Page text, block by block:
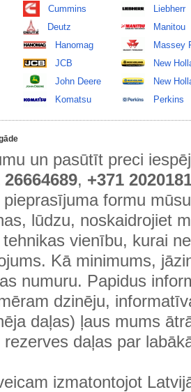
Cummins
Deutz
Hanomag
JCB
John Deere
Komatsu
Liebherr
Manitou
Massey
New
New
Perkins
un pasūtīt preci
26664689, +371
pieprasījuma formu
lūdzu, noskaidrojiet
vienību, kurai
Kā minimums,
numuru. Papidus
dzinēju,
daļas) ļaus mums
daļas par
izmatontojot